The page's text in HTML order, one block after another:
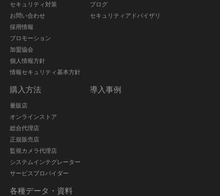
セキュリティ対策
お問い合わせ
採用情報
プロモーション
加盟協会
個人情報方針
情報セキュリティ基本方針
ブログ
セキュリティアドバイザリ
購入方法
量販店
オンラインストア
総合代理店
正規販売店
監視カメラ代理店
システムインテグレーター
サービスプロバイダー
導入事例
各種データ・資料